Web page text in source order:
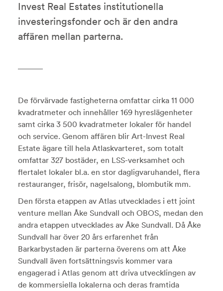
Invest Real Estates institutionella
investeringsfonder och är den andra
affären mellan parterna.
De förvärvade fastigheterna omfattar cirka 11 000
kvadratmeter och innehåller 169 hyreslägenheter
samt cirka 3 500 kvadratmeter lokaler för handel
och service. Genom affären blir Art-Invest Real
Estate ägare till hela Atlaskvarteret, som totalt
omfattar 327 bostäder, en LSS-verksamhet och
flertalet lokaler bl.a. en stor dagligvaruhandel, flera
restauranger, frisör, nagelsalong, blombutik mm.
Den första etappen av Atlas utvecklades i ett joint
venture mellan Åke Sundvall och OBOS, medan den
andra etappen utvecklades av Åke Sundvall. Då Åke
Sundvall har över 20 års erfarenhet från
Barkarbystaden är parterna överens om att Åke
Sundvall även fortsättningsvis kommer vara
engagerad i Atlas genom att driva utvecklingen av
de kommersiella lokalerna och deras framtida